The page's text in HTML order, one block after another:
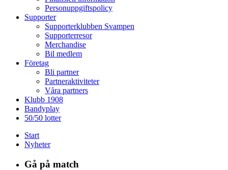
Personuppgiftspolicy
Supporter
Supporterklubben Svampen
Supporterresor
Merchandise
Bil medlem
Företag
Bli partner
Partneraktiviteter
Våra partners
Klubb 1908
Bandyplay
50/50 lotter
Start
Nyheter
Gå på match